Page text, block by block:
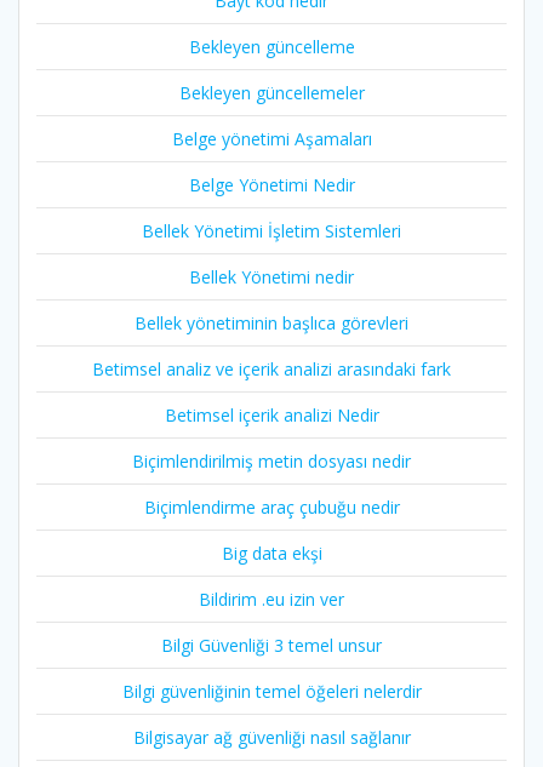
Bekleyen güncelleme
Bekleyen güncellemeler
Belge yönetimi Aşamaları
Belge Yönetimi Nedir
Bellek Yönetimi İşletim Sistemleri
Bellek Yönetimi nedir
Bellek yönetiminin başlıca görevleri
Betimsel analiz ve içerik analizi arasındaki fark
Betimsel içerik analizi Nedir
Biçimlendirilmiş metin dosyası nedir
Biçimlendirme araç çubuğu nedir
Big data ekşi
Bildirim .eu izin ver
Bilgi Güvenliği 3 temel unsur
Bilgi güvenliğinin temel öğeleri nelerdir
Bilgisayar ağ güvenliği nasıl sağlanır